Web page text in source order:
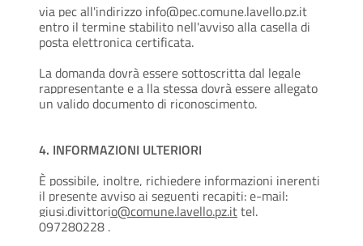
via pec all'indirizzo info@pec.comune.lavello.pz.it
entro il termine stabilito nell'avviso alla casella di
posta elettronica certificata.
La domanda dovrà essere sottoscritta dal legale
rappresentante e a lla stessa dovrà essere allegato
un valido documento di riconoscimento.
4. INFORMAZIONI ULTERIORI
È possibile, inoltre, richiedere informazioni inerenti
il presente avviso ai seguenti recapiti: e-mail:
giusi.divittorio@comune.lavello.pz.ittel.
097280228 .